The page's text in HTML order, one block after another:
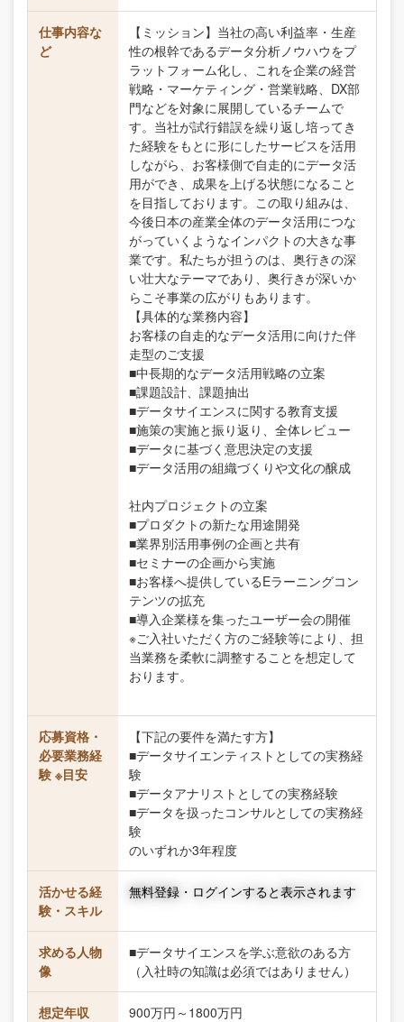
仕事内容な
ど
【ミッション】当社の高い利益率・生産
性の根幹であるデータ分析ノウハウをプ
ラットフォーム化し、これを企業の経営
戦略・マーケティング・営業戦略、DX部
門などを対象に展開しているチームで
す。当社が試行錯誤を繰り返し培ってき
た経験をもとに形にしたサービスを活用
しながら、お客様側で自走的にデータ活
用ができ、成果を上げる状態になること
を目指しております。この取り組みは、
今後日本の産業全体のデータ活用につな
がっていくようなインパクトの大きな事
業です。私たちが担うのは、奥行きの深
い壮大なテーマであり、奥行きが深いか
らこそ事業の広がりもあります。
【具体的な業務内容】
お客様の自走的なデータ活用に向けた伴
走型のご支援
■中長期的なデータ活用戦略の立案
■課題設計、課題抽出
■データサイエンスに関する教育支援
■施策の実施と振り返り、全体レビュー
■データに基づく意思決定の支援
■データ活用の組織づくりや文化の醸成
社内プロジェクトの立案
■プロダクトの新たな用途開発
■業界別活用事例の企画と共有
■セミナーの企画から実施
■お客様へ提供しているEラーニングコン
テンツの拡充
■導入企業様を集ったユーザー会の開催
※ご入社いただく方のご経験等により、担
当業務を柔軟に調整することを想定して
おります。
応募資格・
必要業務経
験 ※目安
【下記の要件を満たす方】
■データサイエンティストとしての実務経
験
■データアナリストとしての実務経験
■データを扱ったコンサルとしての実務経
験
のいずれか3年程度
活かせる経
験・スキル
無料登録・ログインすると表示されます
求める人物
像
■データサイエンスを学ぶ意欲のある方
（入社時の知識は必須ではありません）
想定年収 900万円～1800万円